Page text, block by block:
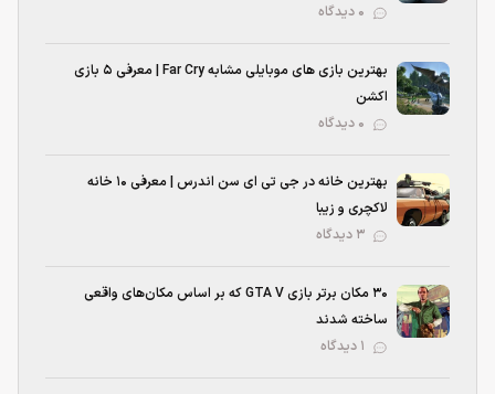
بهترین بازی‌ های موبایلی مشابه Far Cry | معرفی ۵ بازی
اکشن
بهترین خانه در جی تی ای سن اندرس | معرفی ۱۰ خانه
لاکچری و زیبا
۳۰ مکان برتر بازی GTA V که بر اساس مکان‌های واقعی
ساخته شدند